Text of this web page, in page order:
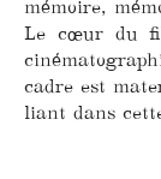
mémoire,
Le cœur du
cadre est
liant dans